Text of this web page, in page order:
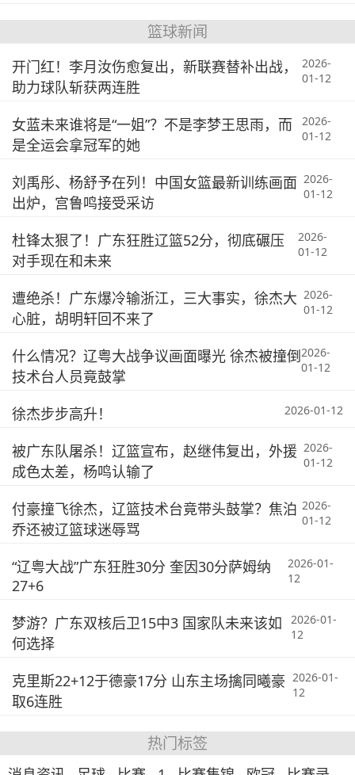
篮球新闻
开门红！李月汝伤愈复出，新联赛替补出战，
助力球队斩获两连胜
2026-
01-12
女蓝未来谁将是“一姐”？不是李梦王思雨，而
是全运会拿冠军的她
2026-
01-12
刘禹彤、杨舒予在列！中国女篮最新训练画面
出炉，宫鲁鸣接受采访
2026-
01-12
杜锋太狠了！广东狂胜辽篮52分，彻底碾压
对手现在和未来
2026-
01-12
遭绝杀！广东爆冷输浙江，三大事实，徐杰大
心脏，胡明轩回不来了
2026-
01-12
什么情况？辽粤大战争议画面曝光 徐杰被撞倒
技术台人员竟鼓掌
2026-
01-12
徐杰步步高升！ 2026-01-12
被广东队屠杀！辽篮宣布，赵继伟复出，外援
成色太差，杨鸣认输了
2026-
01-12
付豪撞飞徐杰，辽篮技术台竟带头鼓掌？焦泊
乔还被辽篮球迷辱骂
2026-
01-12
“辽粤大战”广东狂胜30分 奎因30分萨姆纳
27+6
2026-01-
12
梦游？广东双核后卫15中3 国家队未来该如
何选择
2026-01-
12
克里斯22+12于德豪17分 山东主场擒同曦豪
取6连胜
2026-01-
12
热门标签